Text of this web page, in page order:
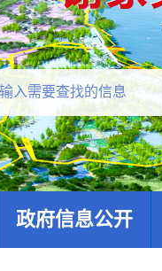
政府信息公开